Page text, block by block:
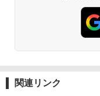
関連リンク